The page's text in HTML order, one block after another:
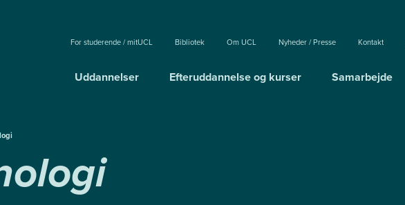
For studerende / mitUCL Bibliotek Om UCL Nyheder / Presse Kontakt
Uddannelser Efteruddannelse og kurser Samarbejde